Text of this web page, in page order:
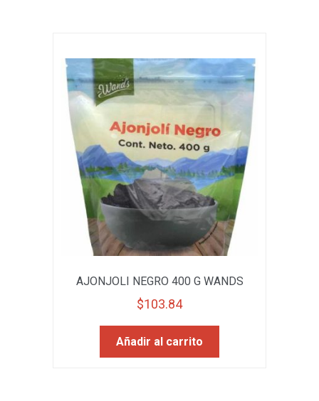
AJONJOLI NEGRO 400 G WANDS
$103.84
Añadir al carrito